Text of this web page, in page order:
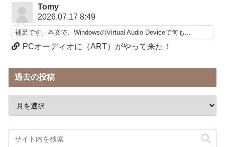
Tomy
2026.07.17 8:49
補足です。本文で、WindowsのVirtual Audio Deviceで何も...
PCオーディオに（ART）がやって来た！
過去の投稿